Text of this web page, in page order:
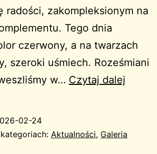
radości, zakompleksionym na
Tego dnia
czerwony, a na twarzach
szeroki uśmiech. Roześmiani
w… Czytaj dalej
02-24
Aktualności, Galeria